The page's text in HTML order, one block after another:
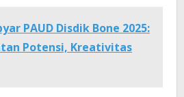
PAUD Disdik Bone 2025:
Potensi, Kreativitas